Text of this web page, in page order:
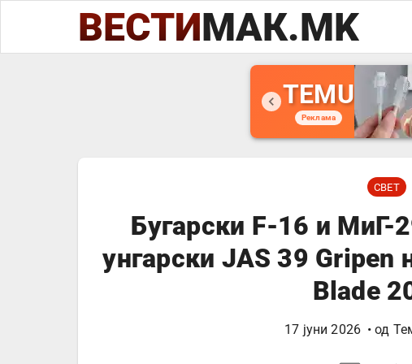
ВЕСТИМАК.MK
TEMU
Реклама
СВЕТ
Бугарски F-16 и МиГ-
унгарски JAS 39 Gripen
Blade
17 јуни 2026 • од